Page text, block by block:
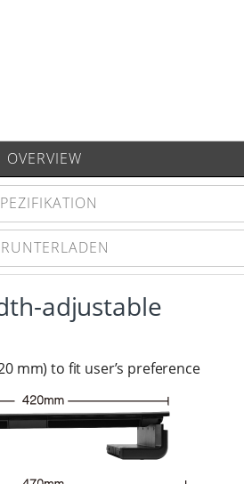
OVERVIEW
adjustable
mm) to fit user’s preference